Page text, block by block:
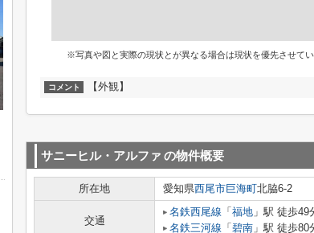
※写真や図と実際の現状とが異なる場合は現状を優先させて
コメント 【外観】
サニーヒル・アルファ の物件概要
所在地 愛知県西尾市巨海町北脇6-2
交通
名鉄西尾線 「 福地 」駅 徒歩49
名鉄三河線 「 碧南 」駅 徒歩80